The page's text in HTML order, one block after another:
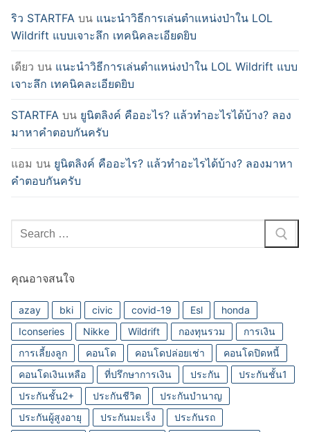
ริว STARTFA บน แนะนำวิธีการเล่นตำแหน่งป่าใน LOL
Wildrift แบบเจาะลึก เทคนิคละเอียดยิบ
เดียว บน แนะนำวิธีการเล่นตำแหน่งป่าใน LOL Wildrift แบบ
เจาะลึก เทคนิคละเอียดยิบ
STARTFA บน ยูนิตลิงค์ คืออะไร? แล้วทำอะไรได้บ้าง? ลอง
มาหาคำตอบกันครับ
แอม บน ยูนิตลิงค์ คืออะไร? แล้วทำอะไรได้บ้าง? ลองมาหา
คำตอบกันครับ
Search
for:
คุณอาจสนใจ
azay bki civic covid-19 Esl
honda
Iconseries
Nikke Wildrift กองทุนรวม
การเงิน
การเลี้ยงลูก
คอนโด คอนโดปล่อยเช่า
คอนโดปิดหนี้
คอนโดเงินเหลือ
ที่ปรึกษาการเงิน ประกัน
ประกันชั้น1
ประกันชั้น2+
ประกันชีวิต
ประกันบำนาญ
ประกันผู้สูงอายุ
ประกันมะเร็ง
ประกันรถ